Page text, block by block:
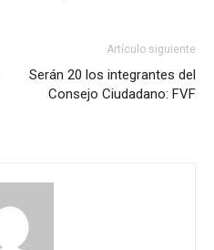
Artículo siguiente
Serán 20 los integrantes del
Consejo Ciudadano: FVF